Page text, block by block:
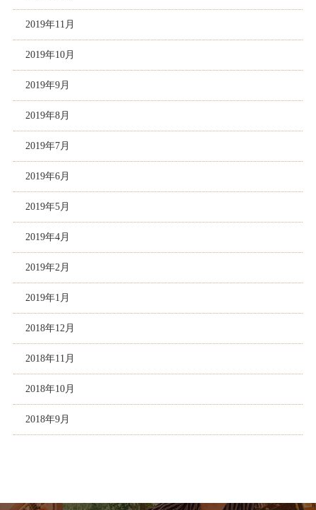
2019年11月
2019年10月
2019年9月
2019年8月
2019年7月
2019年6月
2019年5月
2019年4月
2019年2月
2019年1月
2018年12月
2018年11月
2018年10月
2018年9月